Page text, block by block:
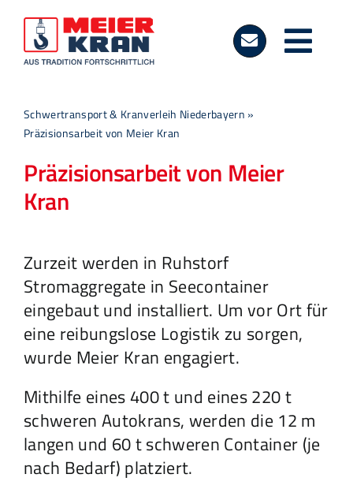
Zum
Inhalt
springen
Schwertransport
Baulogistik
Standorte
News
Jobs
Galerie
Schwertransport & Kranverleih Niederbayern »
Präzisionsarbeit von Meier Kran
Präzisionsarbeit von Meier
Kran
Zurzeit werden in Ruhstorf
Stromaggregate in Seecontainer
eingebaut und installiert. Um vor Ort für
eine reibungslose Logistik zu sorgen,
wurde Meier Kran engagiert.
Mithilfe eines 400 t und eines 220 t
schweren Autokrans, werden die 12 m
langen und 60 t schweren Container (je
nach Bedarf) platziert.